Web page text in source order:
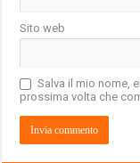
Sito web
Salva il mio nome,
prossima volta che